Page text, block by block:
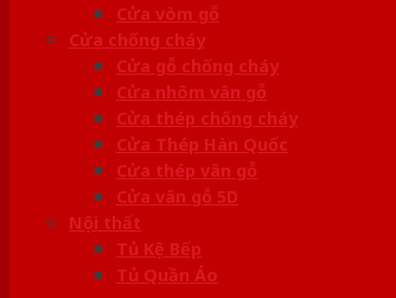
Cửa vòm gỗ
Cửa chống cháy
Cửa gỗ chống cháy
Cửa nhôm vân gỗ
Cửa thép chống cháy
Cửa Thép Hàn Quốc
Cửa thép vân gỗ
Cửa vân gỗ 5D
Nội thất
Tủ Kệ Bếp
Tủ Quần Áo